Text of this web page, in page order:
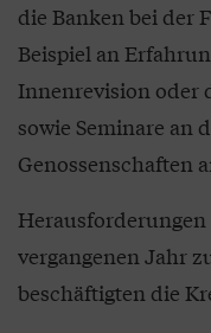
die Banken bei der
Beispiel an
Innenrevision oder
sowie Seminare an
Genossenschaften
Herausforderungen
vergangenen Jahr
beschäftigten die